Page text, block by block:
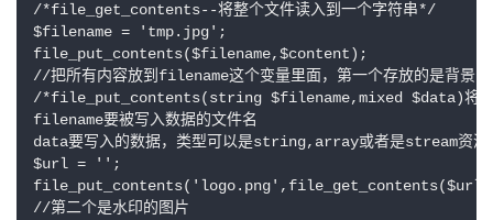
/*file_get_contents--将整个文件读入到一个字符串*/
$filename = 'tmp.jpg';
file_put_contents($filename,$content);
//把所有内容放到filename这个变量里面，第一个存放的是背景图
/*file_put_contents(string $filename,mixed $data)将一个
filename要被写入数据的文件名
data要写入的数据，类型可以是string,array或者是stream资
$url = '';
//第二个是水印的图片